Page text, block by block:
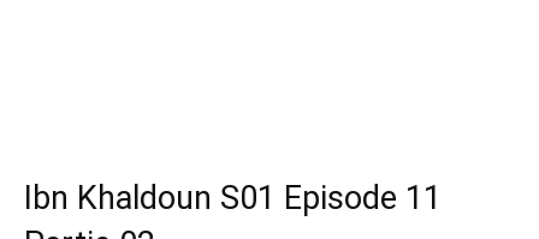
Ibn Khaldoun S01 Episode 11